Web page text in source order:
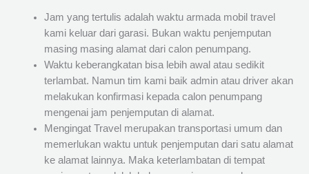
Jam yang tertulis adalah waktu armada mobil travel
kami keluar dari garasi. Bukan waktu penjemputan
masing masing alamat dari calon penumpang.
Waktu keberangkatan bisa lebih awal atau sedikit
terlambat. Namun tim kami baik admin atau driver akan
melakukan konfirmasi kepada calon penumpang
mengenai jam penjemputan di alamat.
Mengingat Travel merupakan transportasi umum dan
memerlukan waktu untuk penjemputan dari satu alamat
ke alamat lainnya. Maka keterlambatan di tempat